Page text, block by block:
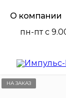
О компании
пн-пт с
НА ЗАКАЗ